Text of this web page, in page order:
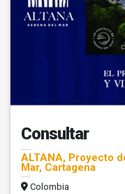
Consultar
ALTANA, Proyecto
Mar, Cartagena
Colombia